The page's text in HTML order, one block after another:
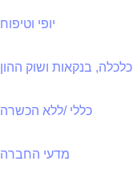
יופי וטיפוח
כלכלה, בנקאות ושוק ההון
כללי /ללא הכשרה
מדעי החברה